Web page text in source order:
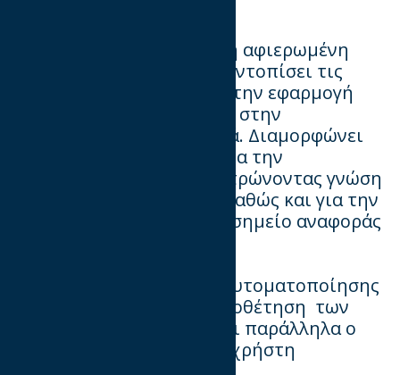
Συμβουλευτική επιτροπή αφιερωμένη
στον να διερευνήσει και εντοπίσει τις
βέλτιστες πρακτικές για την εφαρμογή
εργαλείων και δεδομένων στην
αυτοματοποιημένη αγορά. Διαμορφώνει
την θέση του IAB Hellas για την
αυτοματοποίηση συγκεντρώνοντας γνώση
για την Ελληνική αγορά καθώς και για την
διεθνή αποτελώντας ένα σημείο αναφοράς
Στόχος η ανάπτυξη της αυτοματοποίησης
με την ενημέρωση και υιοθέτηση των
καλύτερων πρακτικών και παράλληλα ο
σεβασμός στην εμπειρία χρήστη